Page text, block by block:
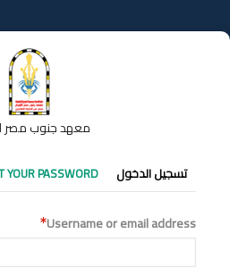
إلى
المحتوى
معهد جنوب مصر
التبويبات
الأساسية
تسجيل الدخول YOUR PASSWORD
Username or email address